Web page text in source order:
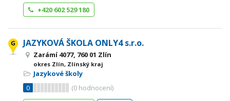
+420 602 529 180
JAZYKOVÁ ŠKOLA ONLY4 s.r.o.
Zarámí 4077, 760 01 Zlín
okres Zlín, Zlínský kraj
Jazykové školy
0
(0 hodnocení)